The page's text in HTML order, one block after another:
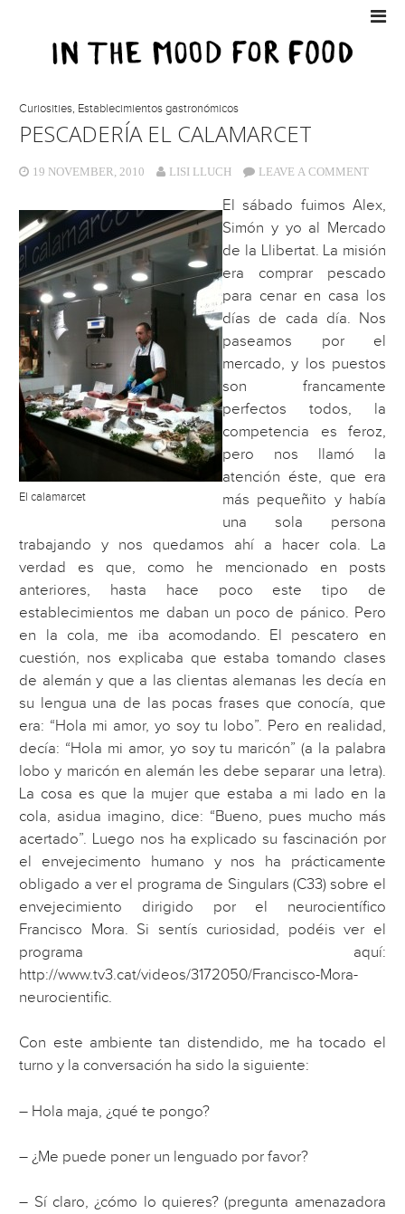
Curiosities, Establecimientos gastronómicos
PESCADERÍA EL CALAMARCET
19 NOVEMBER, 2010 LISI LLUCH LEAVE A COMMENT
El calamarcet
El sábado fuimos Alex,
Simón y yo al Mercado
de la Llibertat. La misión
era comprar pescado
para cenar en casa los
días de cada día. Nos
paseamos por el
mercado, y los puestos
son francamente
perfectos todos, la
competencia es feroz,
pero nos llamó la
atención éste, que era
más pequeñito y había
una sola persona
trabajando y nos quedamos ahí a hacer cola. La
verdad es que, como he mencionado en posts
anteriores, hasta hace poco este tipo de
establecimientos me daban un poco de pánico. Pero
en la cola, me iba acomodando. El pescatero en
cuestión, nos explicaba que estaba tomando clases
de alemán y que a las clientas alemanas les decía en
su lengua una de las pocas frases que conocía, que
era: “Hola mi amor, yo soy tu lobo”. Pero en realidad,
decía: “Hola mi amor, yo soy tu maricón” (a la palabra
lobo y maricón en alemán les debe separar una letra).
La cosa es que la mujer que estaba a mi lado en la
cola, asidua imagino, dice: “Bueno, pues mucho más
acertado”. Luego nos ha explicado su fascinación por
el envejecimento humano y nos ha prácticamente
obligado a ver el programa de Singulars (C33) sobre el
envejecimiento dirigido por el neurocientífico
Francisco Mora. Si sentís curiosidad, podéis ver el
programa aquí:
http://www.tv3.cat/videos/3172050/Francisco-Mora-
neurocientific.
Con este ambiente tan distendido, me ha tocado el
turno y la conversación ha sido la siguiente:
– Hola maja, ¿qué te pongo?
– ¿Me puede poner un lenguado por favor?
– Sí claro, ¿cómo lo quieres? (pregunta amenazadora